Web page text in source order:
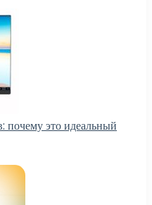
почему это идеальный